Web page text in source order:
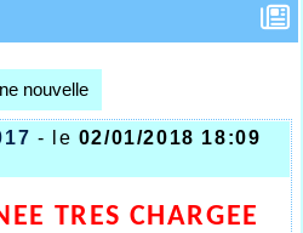
nouvelle
- le 02/01/2018 18:09
TRES CHARGEE